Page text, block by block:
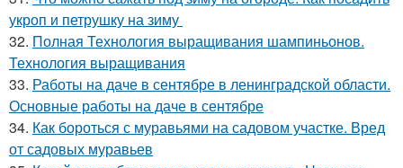
укроп и петрушку на зиму
32. Полная Технология выращивания шампиньонов.
Технология выращивания
33. Работы на даче в сентябре в ленинградской области.
Основные работы на даче в сентябре
34. Как бороться с муравьями на садовом участке. Вред
от садовых муравьев